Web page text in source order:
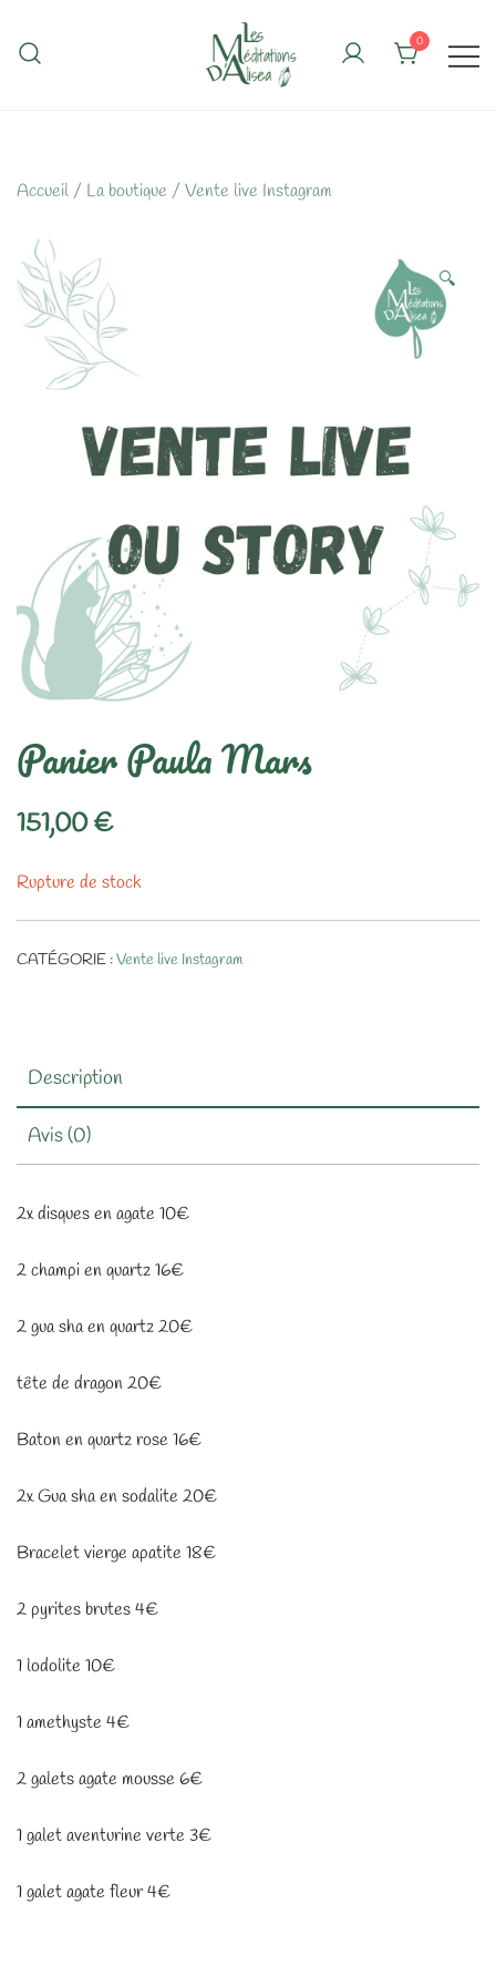
content
0
Accueil / La boutique / Vente live Instagram
🔍
Panier Paula Mars
151,00€
Rupture de stock
CATÉGORIE :Vente live Instagram
Description
Avis (0)
2x disques en agate 10€
2 champi en quartz 16€
2 gua sha en quartz 20€
tête de dragon 20€
Baton en quartz rose 16€
2x Gua sha en sodalite 20€
Bracelet vierge apatite 18€
2 pyrites brutes 4€
1 lodolite 10€
1 amethyste 4€
2 galets agate mousse 6€
1 galet aventurine verte 3€
1 galet agate fleur 4€